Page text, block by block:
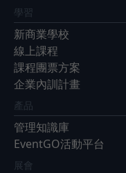
學習
新商業學校
線上課程
課程團票方案
企業內訓計畫
產品
管理知識庫
EventGO活動平台
展會